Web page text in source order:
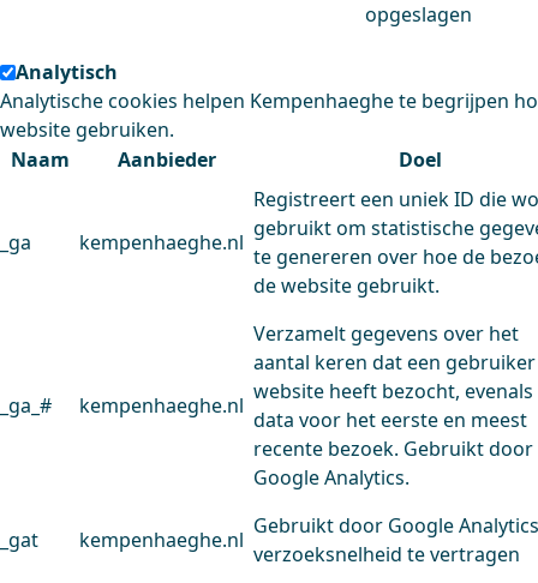
opgeslagen
Analytisch
Analytische cookies helpen Kempenhaeghe te begrijpen
website gebruiken.
Naam
Aanbieder Doel
_ga kempenhaeghe.nl
Registreert een uniek ID die
gebruikt om statistische
te genereren over hoe de
de website gebruikt.
_ga_# kempenhaeghe.nl
Verzamelt gegevens over het
aantal keren dat een
website heeft bezocht, evenals
data voor het eerste en meest
recente bezoek. Gebruikt door
Google Analytics.
_gat kempenhaeghe.nl
Gebruikt door Google
verzoeksnelheid te vertragen